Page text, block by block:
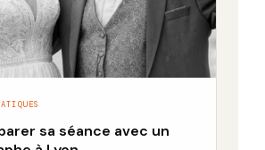
sa séance avec un